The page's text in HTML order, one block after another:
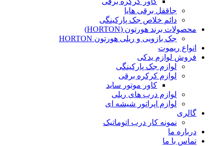
جاقفل برقی هایا
دائم خلاص جک پارکینگی
محصولات برند هورتون (HORTON)
جک بازویی و ریلی هورتون HORTON
انواع ریموت
فروش لوازم یدکی
لوازم جک پارکینگی
لوازم کرکره برقی
کاور موتور ساید
لوازم درب های ریلی
لوازم اپراتور شیشه ای
گالری
نمونه کار درب اتوماتیک
درباره ما
تماس با ما